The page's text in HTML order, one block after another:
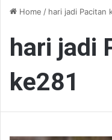
Home / hari jadi Pacitan
hari jadi
ke281